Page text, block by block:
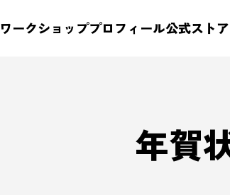
ワークショッププロフィール公式ストア
年賀